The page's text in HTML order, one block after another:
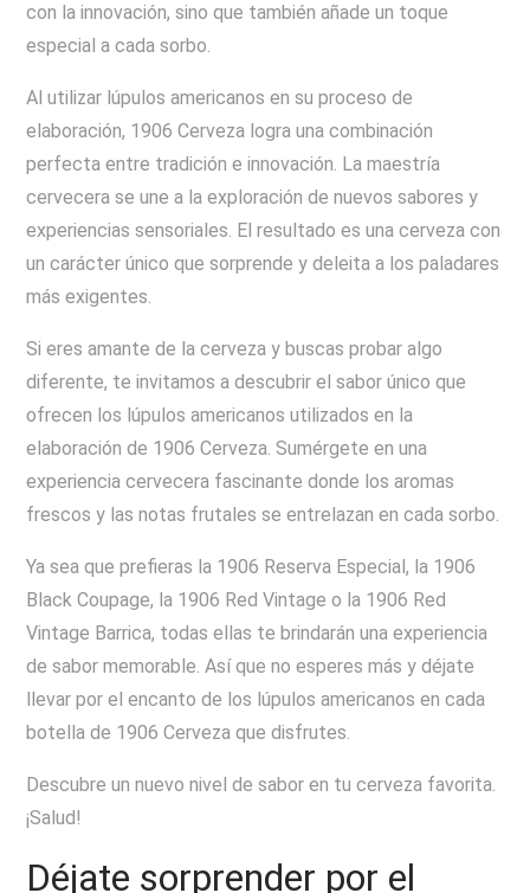
con la innovación, sino que también añade un toque
especial a cada sorbo.
Al utilizar lúpulos americanos en su proceso de
elaboración, 1906 Cerveza logra una combinación
perfecta entre tradición e innovación. La maestría
cervecera se une a la exploración de nuevos sabores y
experiencias sensoriales. El resultado es una cerveza con
un carácter único que sorprende y deleita a los paladares
más exigentes.
Si eres amante de la cerveza y buscas probar algo
diferente, te invitamos a descubrir el sabor único que
ofrecen los lúpulos americanos utilizados en la
elaboración de 1906 Cerveza. Sumérgete en una
experiencia cervecera fascinante donde los aromas
frescos y las notas frutales se entrelazan en cada sorbo.
Ya sea que prefieras la 1906 Reserva Especial, la 1906
Black Coupage, la 1906 Red Vintage o la 1906 Red
Vintage Barrica, todas ellas te brindarán una experiencia
de sabor memorable. Así que no esperes más y déjate
llevar por el encanto de los lúpulos americanos en cada
botella de 1906 Cerveza que disfrutes.
Descubre un nuevo nivel de sabor en tu cerveza favorita.
¡Salud!
Déjate sorprender por el